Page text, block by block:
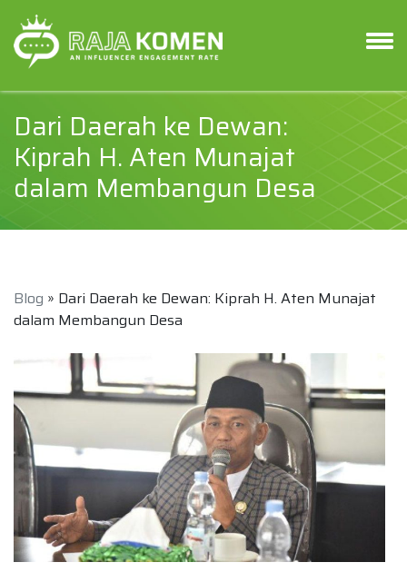
Dari Daerah ke Dewan:
Kiprah H. Aten Munajat
dalam Membangun Desa
Blog » Dari Daerah ke Dewan: Kiprah H. Aten Munajat
dalam Membangun Desa